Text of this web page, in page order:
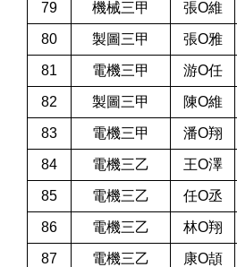
79 機械三甲 張O維
80 製圖三甲 張O雅
81 電機三甲 游O任
82 製圖三甲 陳O維
83 電機三甲 潘O翔
84 電機三乙 王O澤
85 電機三乙 任O丞
86 電機三乙 林O翔
87 電機三乙 康O頡